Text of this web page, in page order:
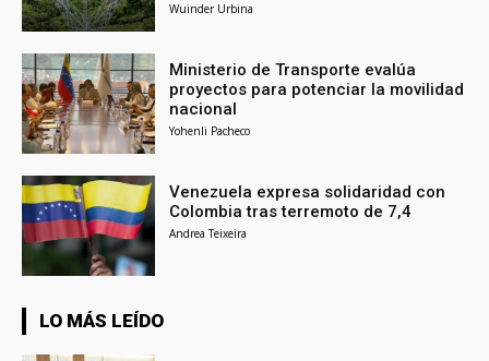
Wuinder Urbina
Ministerio de Transporte evalúa
proyectos para potenciar la movilidad
nacional
Yohenli Pacheco
Venezuela expresa solidaridad con
Colombia tras terremoto de 7,4
Andrea Teixeira
LO MÁS LEÍDO